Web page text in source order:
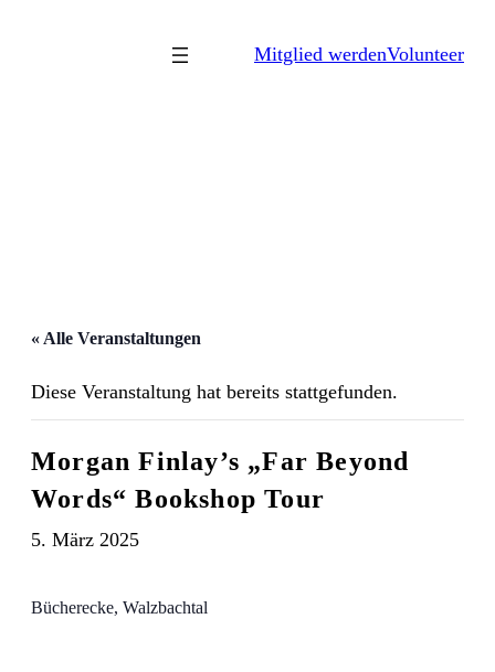
Mitglied werdenVolunteer
« Alle Veranstaltungen
Diese Veranstaltung hat bereits stattgefunden.
Morgan Finlay’s „Far Beyond
Words“ Bookshop Tour
5. März 2025
Bücherecke, Walzbachtal